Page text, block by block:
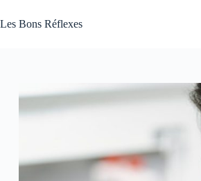
au
contenu
Les Bons Réflexes